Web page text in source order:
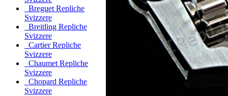
Breguet Repliche
Svizzere
Breitling Repliche
Svizzere
Cartier Repliche
Svizzere
Chaumet Repliche
Svizzere
Chopard Repliche
Svizzere